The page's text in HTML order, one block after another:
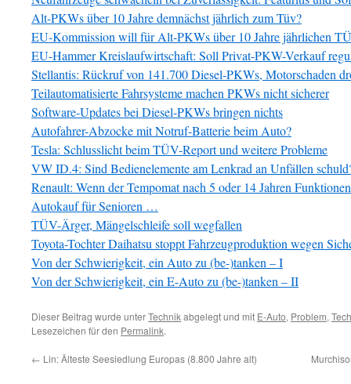
Alt-PKWs über 10 Jahre demnächst jährlich zum Tüv?
EU-Kommission will für Alt-PKWs über 10 Jahre jährlichen
EU-Hammer Kreislaufwirtschaft: Soll Privat-PKW-Verkauf
Stellantis: Rückruf von 141.700 Diesel-PKWs, Motorschaden
Teilautomatisierte Fahrsysteme machen PKWs nicht sicherer
Software-Updates bei Diesel-PKWs bringen nichts
Autofahrer-Abzocke mit Notruf-Batterie beim Auto?
Tesla: Schlusslicht beim TÜV-Report und weitere Probleme
VW ID.4: Sind Bedienelemente am Lenkrad an Unfällen
Renault: Wenn der Tempomat nach 5 oder 14 Jahren
Autokauf für Senioren …
TÜV-Ärger, Mängelschleife soll wegfallen
Toyota-Tochter Daihatsu stoppt Fahrzeugproduktion wegen
Von der Schwierigkeit, ein Auto zu (be-)tanken – I
Von der Schwierigkeit, ein E-Auto zu (be-)tanken – II
Dieser Beitrag wurde unterTechnikabgelegt und mit E-Auto, Problem,
Lesezeichen für den Permalink.
← Lin: Älteste Seesiedlung Europas (8.800 Jahre alt)